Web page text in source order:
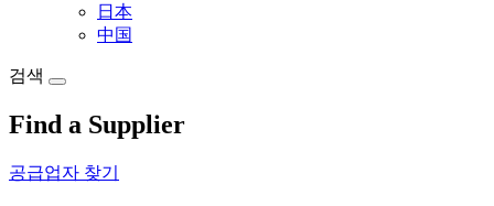
日本
中国
검색
Find a Supplier
공급업자 찾기